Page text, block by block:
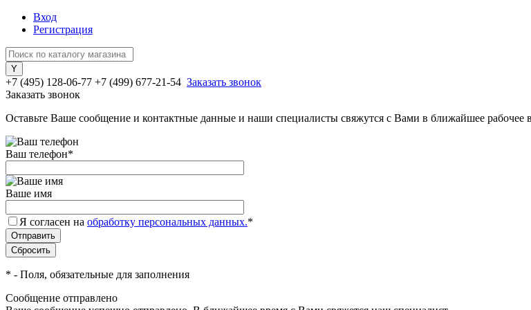
Вход
Регистрация
+7 (495) 128-06-77 +7 (499) 677-21-54 Заказать звонок
Заказать звонок
Оставьте Ваше сообщение и контактные данные и наши специалисты свяжутся с Вами в ближайшее рабочее
Ваш телефон*
Ваше имя
Я согласен на обработку персональных данных.*
* - Поля, обязательные для заполнения
Сообщение отправлено